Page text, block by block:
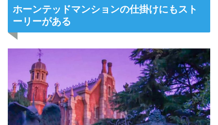
ホーンテッドマンションの仕掛けにもスト
ーリーがある